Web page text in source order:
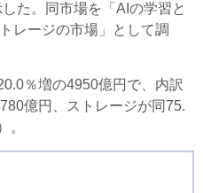
た。同市場を「AIの学習と
レージの市場」として調
％増の4950億円で、内訳
億円、ストレージが同75.
。